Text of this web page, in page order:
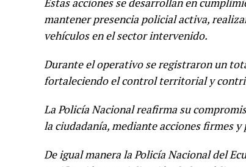
mantener presencia policial activa,
vehículos en el sector intervenido.
Durante el operativo se registraron un
fortaleciendo el control territorial y
La Policía Nacional reafirma su
la ciudadanía, mediante acciones firmes
De igual manera la Policía Nacional del